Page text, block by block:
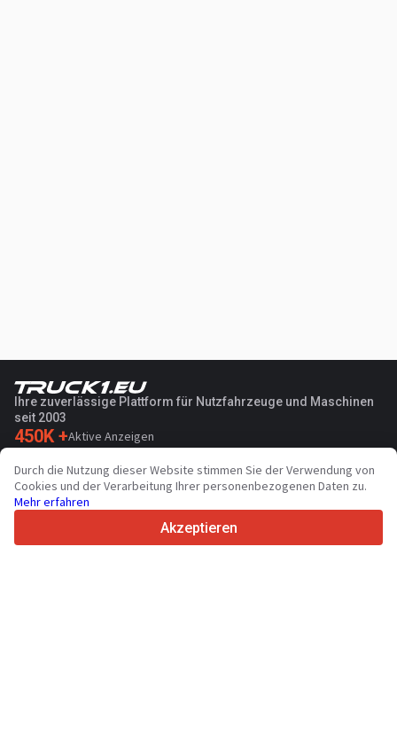
Ihre zuverlässige Plattform für Nutzfahrzeuge und Maschinen
seit 2003
450K +Aktive Anzeigen
36Unterstützte Sprachen
4.7/5
Durch die Nutzung dieser Website stimmen Sie der Verwendung von
Cookies und der Verarbeitung Ihrer personenbezogenen Daten zu.
Mehr erfahren
Akzeptieren